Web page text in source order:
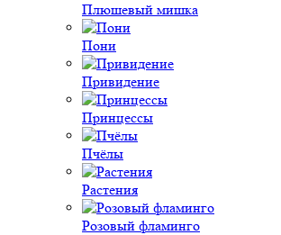
Плюшевый мишка
Пони
Привидение
Принцессы
Пчёлы
Растения
Розовый фламинго